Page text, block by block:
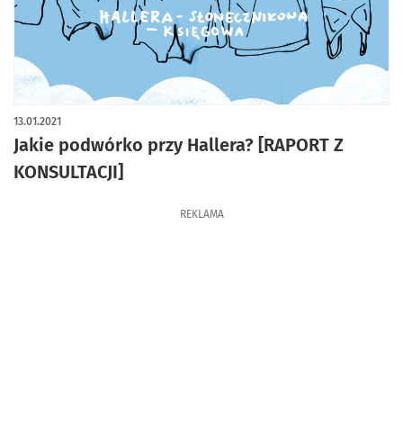
Jakie podwórko przy Hallera? [RAPORT Z
KONSULTACJI]
13.01.2021
REKLAMA